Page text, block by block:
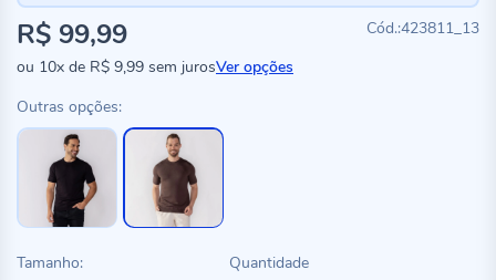
423811_13
R$ 99,99
ou 10x de R$ 9,99 sem jurosVer opções
Outras opções:
Tamanho: Quantidade